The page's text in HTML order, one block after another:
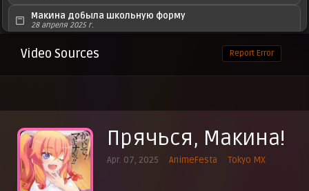
Макина добыла школьную форму
28 апреля 2025 г.
Макина больше не может прятаться
5 мая 2025 г.
Макину спутали с призраком
26 мая 2025 г.
Макина целуется
2 июня 2025 г.
Video Sources Report Error
Прячься, Макина!
Apr. 07, 2025 AnimeFesta Tokyo MX